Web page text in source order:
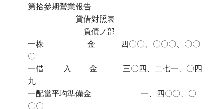
第拾參期營業報告
貸借對照表
負債ノ部
一株 金 四〇〇、〇〇〇、〇〇
〇
一借 入 金 三〇四、二七一、〇四
九
一配當平均準備金 一、四〇〇、〇
〇〇